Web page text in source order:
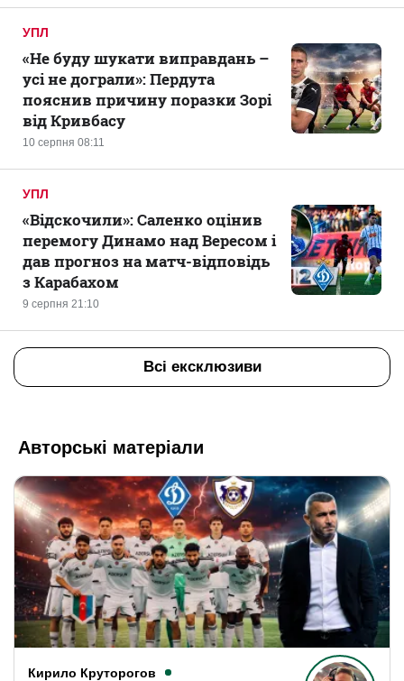
УПЛ
10 серпня 08:11
«Не буду шукати виправдань –
усі не дограли»: Пердута
пояснив причину поразки Зорі
від Кривбасу
УПЛ
9 серпня 21:10
«Відскочили»: Саленко оцінив
перемогу Динамо над Вересом і
дав прогноз на матч-відповідь
з Карабахом
Всі ексклюзиви
Авторські матеріали
Кирило Круторогов